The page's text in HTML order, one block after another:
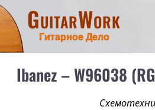
GuitarWork
Гитарное Дело
Ibanez – W96038